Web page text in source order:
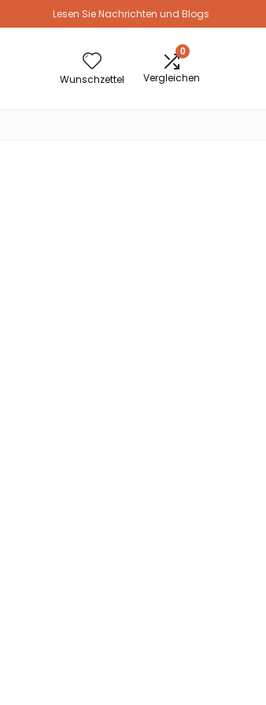
Lesen Sie Nachrichten und Blogs
Wunschzettel
0
Vergleichen